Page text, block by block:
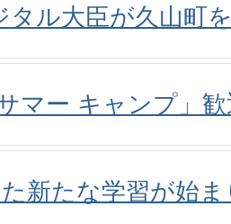
タル大臣が久山町
マー キャンプ」
新たな学習が始